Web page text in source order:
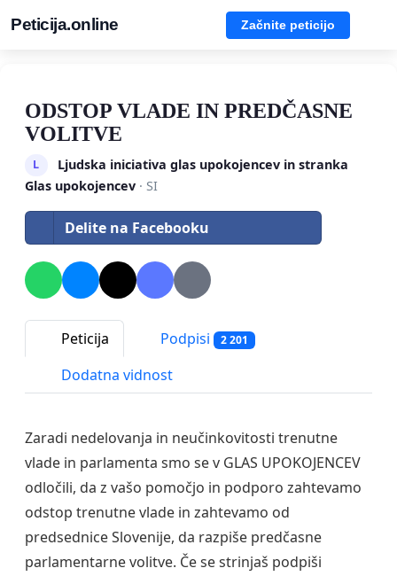
Peticija.online Začnite peticijo
ODSTOP VLADE IN PREDČASNE
VOLITVE
L
Ljudska iniciativa glas upokojencev in stranka
Glas upokojencev · SI
Delite na Facebooku
Peticija Podpisi 2 201
Dodatna vidnost
Zaradi nedelovanja in neučinkovitosti trenutne
vlade in parlamenta smo se v GLAS UPOKOJENCEV
odločili, da z vašo pomočjo in podporo zahtevamo
odstop trenutne vlade in zahtevamo od
predsednice Slovenije, da razpiše predčasne
parlamentarne volitve. Če se strinjaš podpiši